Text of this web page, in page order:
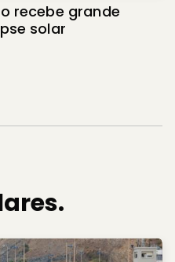
recebe grande
solar